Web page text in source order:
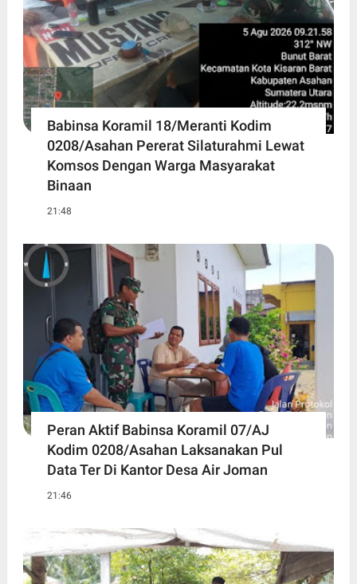
Babinsa Koramil 18/Meranti Kodim
0208/Asahan Pererat Silaturahmi Lewat
Komsos Dengan Warga Masyarakat
Binaan
21:48
Peran Aktif Babinsa Koramil 07/AJ
Kodim 0208/Asahan Laksanakan Pul
Data Ter Di Kantor Desa Air Joman
21:46